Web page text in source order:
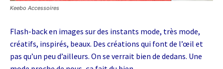
Keebo Accessoires
Flash-back en images sur des instants mode, très mode,
créatifs, inspirés, beaux. Des créations qui font de l’œil et
pas qu’un peu d’ailleurs. On se verrait bien de dedans. Une